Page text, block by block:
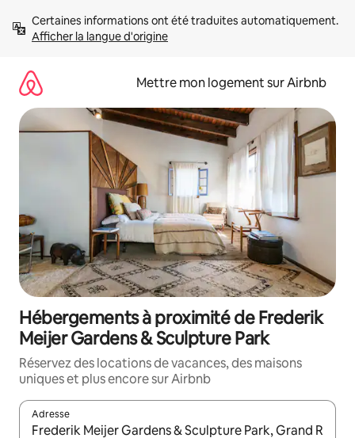
directement
Afficher la langue d'origine
Mettre mon logement sur Airbnb
Hébergements à proximité de Frederik
Meijer Gardens & Sculpture Park
Réservez des locations de vacances, des maisons
uniques et plus encore sur Airbnb
Adresse
Lorsque les résultats s'affichent, utilisez les flèches vers le